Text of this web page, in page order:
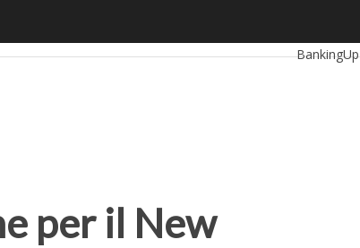
BankingUp
per il New